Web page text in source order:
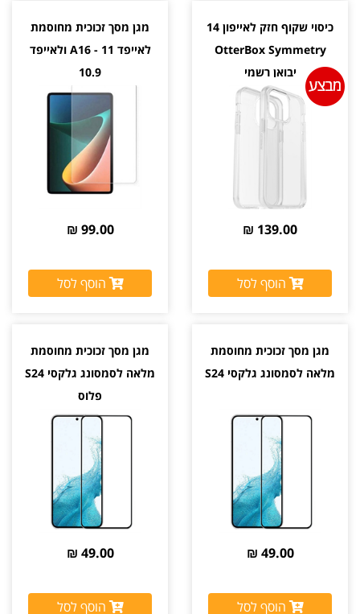
כיסוי שקוף חזק לאייפון 14
OtterBox Symmetry
יבואן רשמי
139.00 ₪
הוסף לסל
מגן מסך זכוכית מחוסמת
לאייפד A16 - 11 ולאייפד
10.9
99.00 ₪
הוסף לסל
מגן מסך זכוכית מחוסמת
מלאה לסמסונג גלקסי S24
49.00 ₪
הוסף לסל
מגן מסך זכוכית מחוסמת
מלאה לסמסונג גלקסי S24
פלוס
49.00 ₪
הוסף לסל